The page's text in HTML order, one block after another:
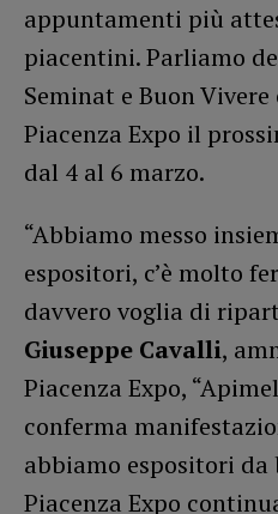
appuntamenti più
piacentini. Parliamo
Seminat e Buon
Piacenza Expo il
dal 4 al 6 marzo.
“Abbiamo messo
espositori, c’è molto
davvero voglia di
Giuseppe Cavalli,
Piacenza Expo,
conferma
abbiamo espositori da
Piacenza Expo